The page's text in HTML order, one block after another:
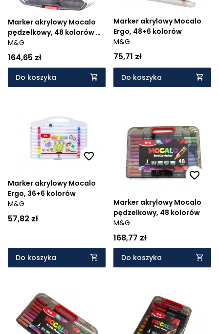
Marker akrylowy Mocalo
pędzelkowy, 48 kolorów w
skrzynce
M&G
164,65 zł
Do koszyka
Marker akrylowy Mocalo
Ergo, 48+6 kolorów
M&G
75,71 zł
Do koszyka
Marker akrylowy Mocalo
Ergo, 36+6 kolorów
M&G
57,82 zł
Do koszyka
Marker akrylowy Mocalo
pędzelkowy, 48 kolorów
M&G
168,77 zł
Do koszyka